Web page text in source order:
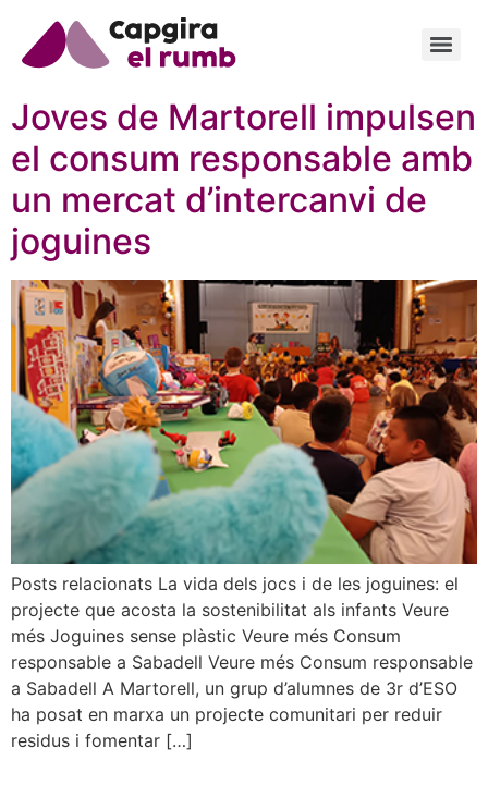
Joves de Martorell impulsen
el consum responsable amb
un mercat d’intercanvi de
joguines
Posts relacionats La vida dels jocs i de les joguines: el
projecte que acosta la sostenibilitat als infants Veure
més Joguines sense plàstic Veure més Consum
responsable a Sabadell Veure més Consum responsable
a Sabadell A Martorell, un grup d’alumnes de 3r d’ESO
ha posat en marxa un projecte comunitari per reduir
residus i fomentar […]